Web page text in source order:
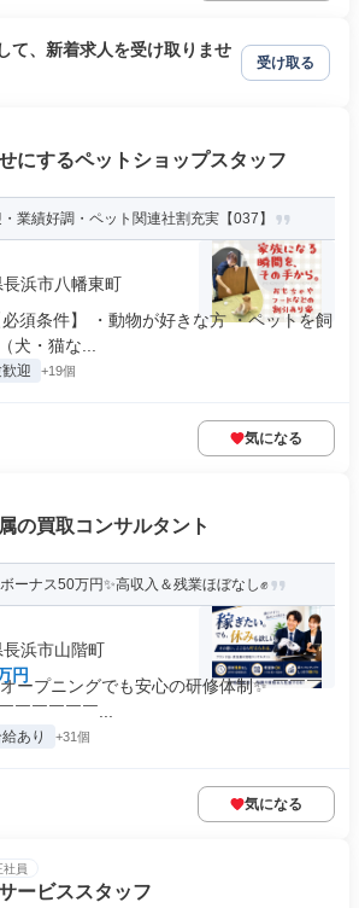
て、新着求人を受け取りませ
受け取る
にするペットショップスタッフ
業績好調・ペット関連社割充実【037】
浜市八幡東町
須条件】 ・動物が好きな方 ・ペットを飼
犬・猫な...
迎 +19個
気になる
の買取コンサルタント
ーナス50万円✨高収入＆残業ほぼなし✊
浜市山階町
円
ープニングでも安心の研修体制✨ ￣￣￣
￣￣￣￣￣...
あり +31個
気になる
社員
ービススタッフ